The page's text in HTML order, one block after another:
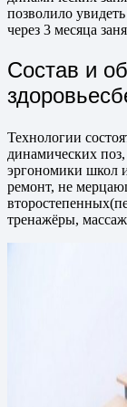
позволило
через 3 месяца
Состав и
Технологии
динамических
эргономики школ
ремонт, не
тренажёры,